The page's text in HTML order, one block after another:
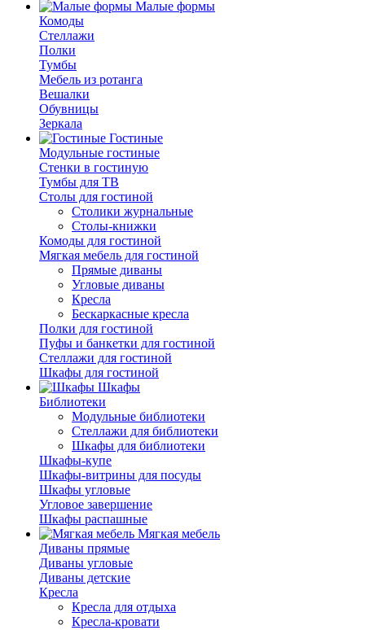
Малые формы
Комоды
Стеллажи
Полки
Тумбы
Мебель из ротанга
Вешалки
Обувницы
Зеркала
Гостиные
Модульные гостиные
Стенки в гостиную
Тумбы для ТВ
Столы для гостиной
Столики журнальные
Столы-книжки
Комоды для гостиной
Мягкая мебель для гостиной
Прямые диваны
Угловые диваны
Кресла
Бескаркасные кресла
Полки для гостиной
Пуфы и банкетки для гостиной
Стеллажи для гостиной
Шкафы для гостиной
Шкафы
Библиотеки
Модульные библиотеки
Стеллажи для библиотеки
Шкафы для библиотеки
Шкафы-купе
Шкафы-витрины для посуды
Шкафы угловые
Угловое завершение
Шкафы распашные
Мягкая мебель
Диваны прямые
Диваны угловые
Диваны детские
Кресла
Кресла для отдыха
Кресла-кровати